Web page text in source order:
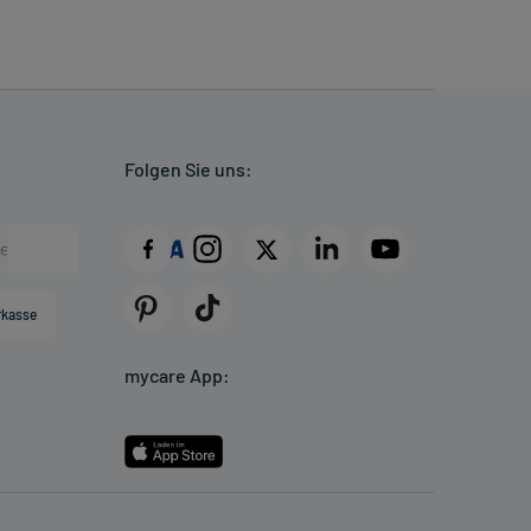
Folgen Sie uns:
mycare App: